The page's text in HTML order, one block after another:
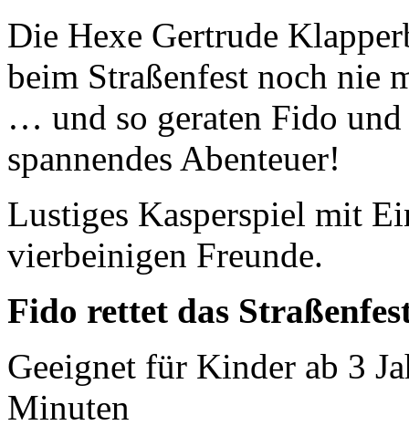
Die Hexe Gertrude
beim Straßenfest noch nie
… und so geraten Fido
spannendes Abenteuer!
Lustiges Kasperspiel mit
vierbeinigen Freunde.
Fido rettet das
Geeignet für Kinder ab 3
Minuten